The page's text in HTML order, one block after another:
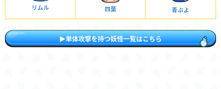
リムル 四葉 青ぷよ
▶単体攻撃を持つ妖怪一覧はこちら